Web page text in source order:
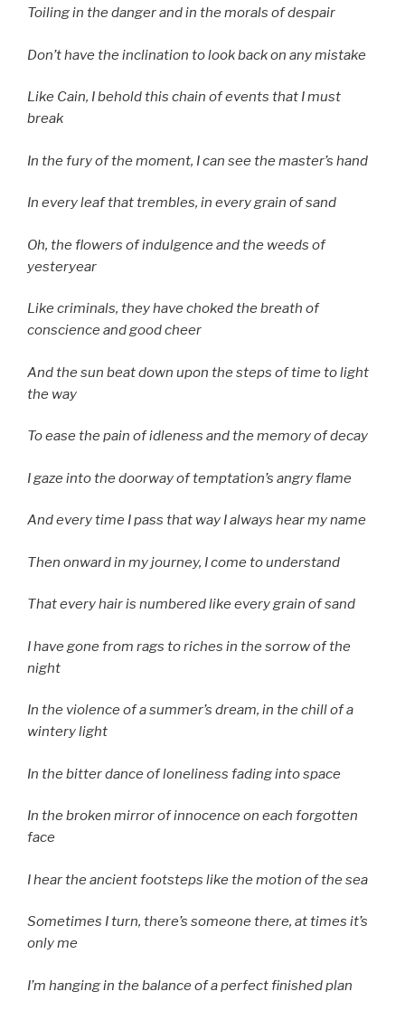
Toiling in the danger and in the morals of despair
Don’t have the inclination to look back on any mistake
Like Cain, I behold this chain of events that I must
break
In the fury of the moment, I can see the master’s hand
In every leaf that trembles, in every grain of sand
Oh, the flowers of indulgence and the weeds of
yesteryear
Like criminals, they have choked the breath of
conscience and good cheer
And the sun beat down upon the steps of time to light
the way
To ease the pain of idleness and the memory of decay
I gaze into the doorway of temptation’s angry flame
And every time I pass that way I always hear my name
Then onward in my journey, I come to understand
That every hair is numbered like every grain of sand
I have gone from rags to riches in the sorrow of the
night
In the violence of a summer’s dream, in the chill of a
wintery light
In the bitter dance of loneliness fading into space
In the broken mirror of innocence on each forgotten
face
I hear the ancient footsteps like the motion of the sea
Sometimes I turn, there’s someone there, at times it’s
only me
I’m hanging in the balance of a perfect finished plan